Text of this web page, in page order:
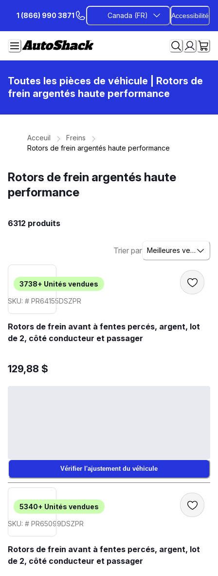
contenu
1 (866) 990 3871 Canada (FR) Accessibilité
Toutes les pièces de véhicule | Rotors de
frein argentés haute performance
Acceuil
Freins
Rotors de frein argentés haute performance
Rotors de frein argentés haute
performance
6312 produits
Trier par Meilleures ventes
3738+ Unités vendues
SKU: # PR64155DSZPR
Rotors de frein avant à fentes percés, argent, lot
de 2, côté conducteur et passager
129,88 $
Vérifier l'ajustement du véhicule
5340+ Unités vendues
SKU: # PR65099DSZPR
Rotors de frein avant à fentes percés, argent, lot
de 2, côté conducteur et passager